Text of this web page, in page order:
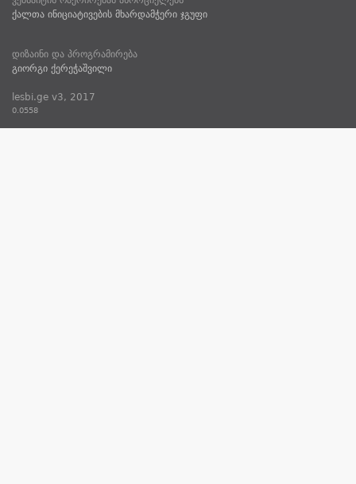
ქალთა ინიციატივების მხარდამჭერი ჯგუფი
დიზაინი და პროგრამირება
გიორგი ქერეჭაშვილი
lesbi.ge v3, 2017
0.0558